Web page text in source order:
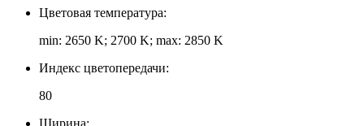
Цветовая температура:
min: 2650 K; 2700 K; max: 2850 K
Индекс цветопередачи:
80
Ширина: